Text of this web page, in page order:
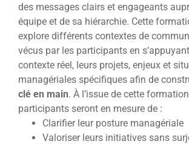
des messages clairs et engageants
équipe et de sa hiérarchie. Cette
explore différents contextes de
vécus par les participants en
contexte réel, leurs projets, enjeux et
managériales spécifiques afin de
clé en main. À l’issue de cette
participants seront en mesure de :
Clarifier leur posture managériale
Valoriser leurs initiatives sans